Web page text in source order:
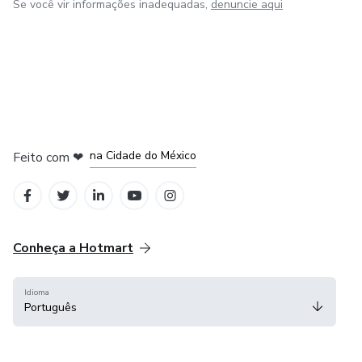
Se você vir informações inadequadas, denuncie aqui
Feito com ❤ na Cidade do México
Conheça a Hotmart
Idioma
Português